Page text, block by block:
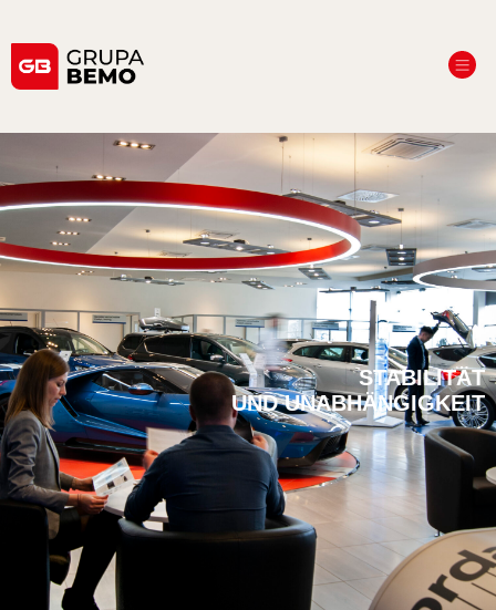
STABILITÄT
UND UNABHÄNGIGKEIT